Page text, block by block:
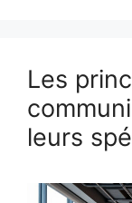
Les
leurs